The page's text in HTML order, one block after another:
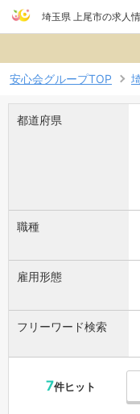
埼玉県 上尾市の求人
安心会グループTOP
都道府県
職種
雇用形態
フリーワード検索
7件ヒット